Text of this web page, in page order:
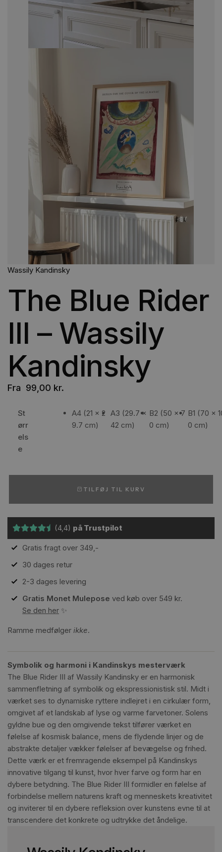
Wassily Kandinsky
The Blue Rider
III – Wassily
Kandinsky
Fra 99,00 kr.
St
ørr
els
e
A4 (21 x 2
9.7 cm)
A3 (29.7 x
42 cm)
B2 (50 x 7
0 cm)
B1 (70 x
0 cm)
TILFØJ TIL KURV
(4,4) på Trustpilot
Gratis fragt over 349,-
30 dages retur
2-3 dages levering
Gratis Monet Mulepose ved køb over 549 kr.
Se den her ✨
Ramme medfølger ikke.
Symbolik og harmoni i Kandinskys mesterværk
The Blue Rider III af Wassily Kandinsky er en harmonisk
sammenfletning af symbolik og ekspressionistisk stil. Midt i
værket ses to dynamiske ryttere indlejret i en cirkulær form,
omgivet af et landskab af lyse og varme farvetoner. Solens
gyldne bue og den omgivende tekst tilfører værket en
følelse af kosmisk balance, mens de flydende linjer og de
abstrakte detaljer vækker følelser af bevægelse og frihed.
Dette værk er et fremragende eksempel på Kandinskys
innovative tilgang til kunst, hvor hver farve og form har en
dybere betydning. The Blue Rider III formidler en følelse af
forbindelse mellem naturens kraft og menneskets kreativitet
og inviterer til en dybere refleksion over kunstens evne til at
transcendere det konkrete og udtrykke det åndelige.